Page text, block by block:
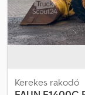
Kerekes rakodó